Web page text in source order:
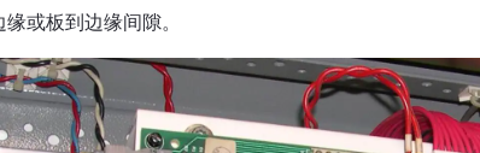
或板到边缘间隙。